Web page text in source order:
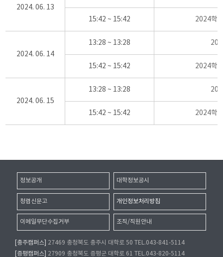
2024. 06. 13
15:42 ~ 15:42 2024학
2024. 06. 14
13:28 ~ 13:28
15:42 ~ 15:42 2024학
2024. 06. 15
13:28 ~ 13:28
15:42 ~ 15:42 2024학
정보공개 대학정보공시
청렴신문고 개인정보처리방침
이메일무단수집거부 조직/직원안내
[충주캠퍼스]
27469 충청북도 충주시 대학로 50 TEL.043-841-5114
[증평캠퍼스]
27909 충청북도 증평군 대학로 61 TEL.043-820-5114